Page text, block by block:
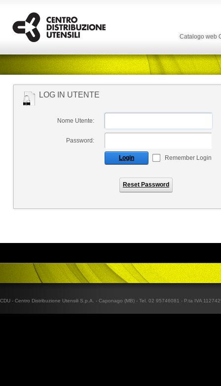
Catalogo web
LOG IN UTENTE
Nome Utente:
Password:
Login Remember Login
Reset Password
CDU - Centro Distribuzione Utensili S.p.A. - Caponago (MB) - Tel. 02 95746081 - P.ta IVA